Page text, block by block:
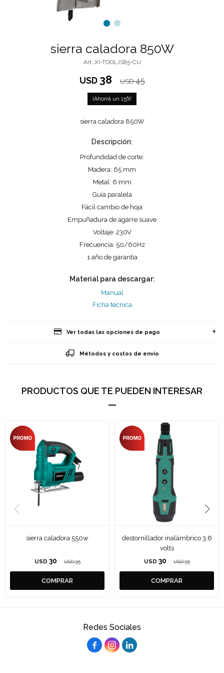
sierra caladora 850W
XI-TOOLJS85-CU
USD 38 USD 45
15
sierra caladora 850W
Descripción:
Profundidad de corte:
Madera: 65 mm
Metal: 6 mm
Guía paralela
Fácil cambio de hoja
Empuñadura de agarre suave
Voltaje: 230V
Frecuencia: 50/60Hz
1 año de garantìa
Material para descargar:
Manual
Ficha técnica
Ver todas las opciones de pago
Métodos y costos de envío
PRODUCTOS QUE TE PUEDEN INTERESAR
sierra caladora 550w
USD 30 USD 35
destornillador inalámbrico 3,6
volts
USD 30 USD 35
Redes Sociales
  